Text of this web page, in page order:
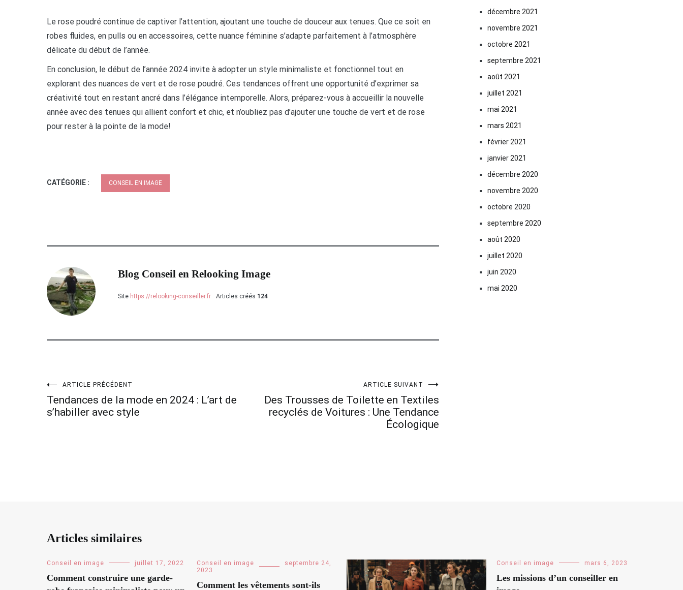
Le rose poudré continue de captiver l’attention, ajoutant une touche de douceur aux tenues. Que ce soit en
robes fluides, en pulls ou en accessoires, cette nuance féminine s’adapte parfaitement à l’atmosphère
délicate du début de l’année.
En conclusion, le début de l’année 2024 invite à adopter un style minimaliste et fonctionnel tout en
explorant des nuances de vert et de rose poudré. Ces tendances offrent une opportunité d’exprimer sa
créativité tout en restant ancré dans l’élégance intemporelle. Alors, préparez-vous à accueillir la nouvelle
année avec des tenues qui allient confort et chic, et n’oubliez pas d’ajouter une touche de vert et de rose
pour rester à la pointe de la mode!
CATÉGORIE : CONSEIL EN IMAGE
Blog Conseil en Relooking Image
Site https://relooking-conseiller.fr Articles créés 124
Navigation
de
ARTICLE PRÉCÉDENT
Tendances de la mode en 2024 : L’art de
s’habiller avec style
ARTICLE SUIVANT
Des Trousses de Toilette en Textiles
recyclés de Voitures : Une Tendance
Écologique
décembre 2021
novembre 2021
octobre 2021
septembre 2021
août 2021
juillet 2021
mai 2021
mars 2021
février 2021
janvier 2021
décembre 2020
novembre 2020
octobre 2020
septembre 2020
août 2020
juillet 2020
juin 2020
mai 2020
Articles similaires
Conseil en image juillet 17, 2022
Comment construire une garde-
Conseil en image
septembre 24,
2023
Comment les vêtements sont-ils
Conseil en image mars 6, 2023
Les missions d’un conseiller en